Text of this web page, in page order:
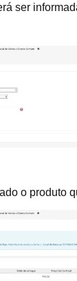
ser
o produto